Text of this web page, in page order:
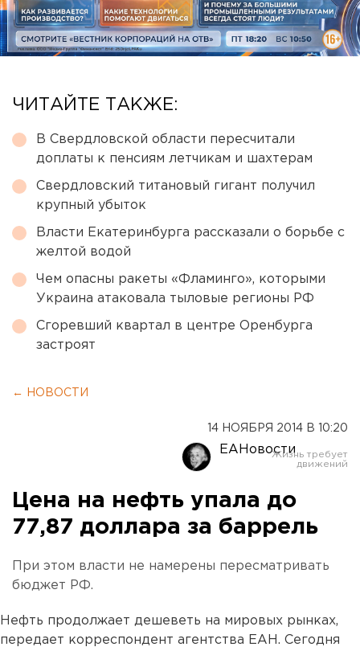
ЧИТАЙТЕ ТАКЖЕ:
В Свердловской области пересчитали
доплаты к пенсиям летчикам и шахтерам
Свердловский титановый гигант получил
крупный убыток
Власти Екатеринбурга рассказали о борьбе с
желтой водой
Чем опасны ракеты «Фламинго», которыми
Украина атаковала тыловые регионы РФ
Сгоревший квартал в центре Оренбурга
застроят
← НОВОСТИ
14 НОЯБРЯ 2014 В 10:20
ЕАНовости
Цена на нефть упала до
77,87 доллара за баррель
При этом власти не намерены пересматривать
бюджет РФ.
Нефть продолжает дешеветь на мировых рынках,
передает корреспондент агентства ЕАН. Сегодня